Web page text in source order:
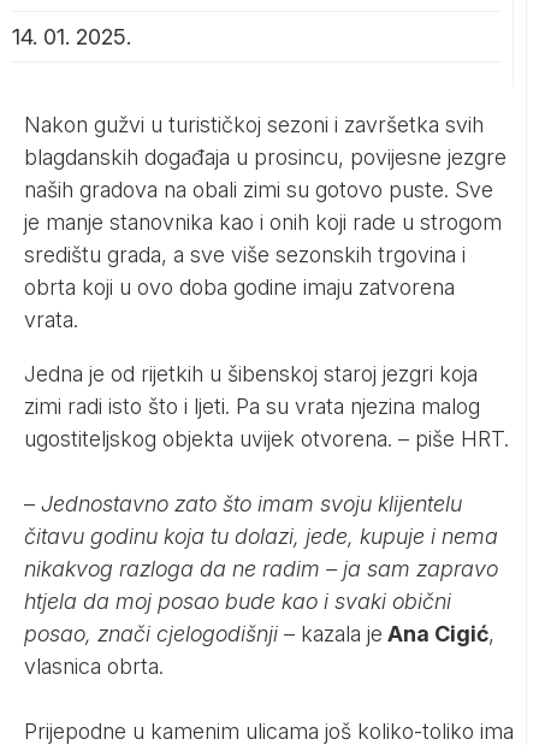
14. 01. 2025.
Nakon gužvi u turističkoj sezoni i završetka svih
blagdanskih događaja u prosincu, povijesne jezgre
naših gradova na obali zimi su gotovo puste. Sve
je manje stanovnika kao i onih koji rade u strogom
središtu grada, a sve više sezonskih trgovina i
obrta koji u ovo doba godine imaju zatvorena
vrata.
Jedna je od rijetkih u šibenskoj staroj jezgri koja
zimi radi isto što i ljeti. Pa su vrata njezina malog
ugostiteljskog objekta uvijek otvorena. – piše HRT.
– Jednostavno zato što imam svoju klijentelu
čitavu godinu koja tu dolazi, jede, kupuje i nema
nikakvog razloga da ne radim – ja sam zapravo
htjela da moj posao bude kao i svaki obični
posao, znači cjelogodišnji – kazala je Ana Cigić,
vlasnica obrta.
Prijepodne u kamenim ulicama još koliko-toliko ima